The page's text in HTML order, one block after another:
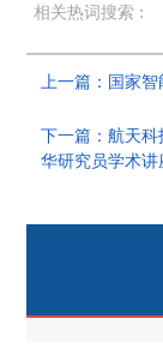
相关热词搜索 :
上一篇：国家
下一篇：航天
华研究员学术讲